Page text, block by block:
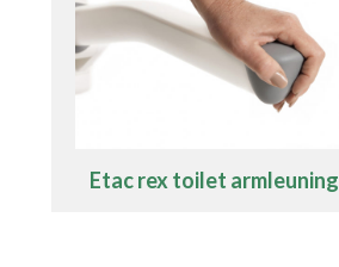
Etac rex toilet armleuning